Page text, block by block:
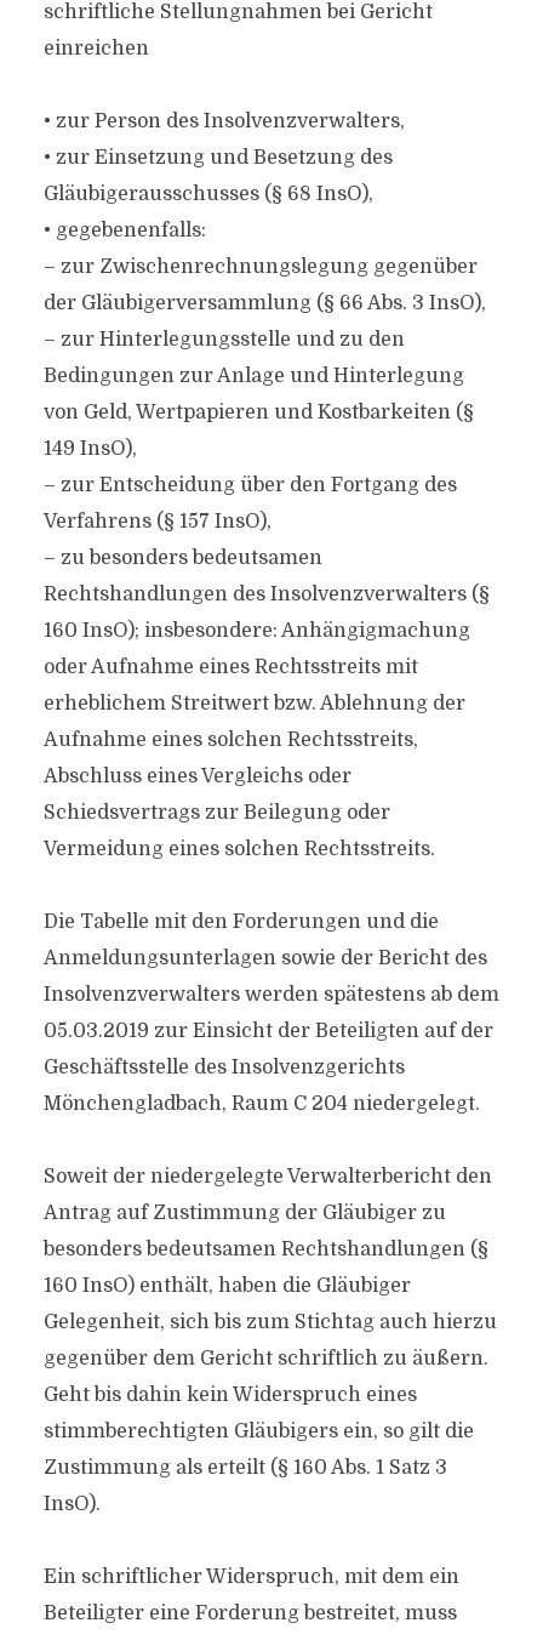
schriftliche Stellungnahmen bei Gericht
einreichen
• zur Person des Insolvenzverwalters,
• zur Einsetzung und Besetzung des
Gläubigerausschusses (§ 68 InsO),
• gegebenenfalls:
– zur Zwischenrechnungslegung gegenüber
der Gläubigerversammlung (§ 66 Abs. 3 InsO),
– zur Hinterlegungsstelle und zu den
Bedingungen zur Anlage und Hinterlegung
von Geld, Wertpapieren und Kostbarkeiten (§
149 InsO),
– zur Entscheidung über den Fortgang des
Verfahrens (§ 157 InsO),
– zu besonders bedeutsamen
Rechtshandlungen des Insolvenzverwalters (§
160 InsO); insbesondere: Anhängigmachung
oder Aufnahme eines Rechtsstreits mit
erheblichem Streitwert bzw. Ablehnung der
Aufnahme eines solchen Rechtsstreits,
Abschluss eines Vergleichs oder
Schiedsvertrags zur Beilegung oder
Vermeidung eines solchen Rechtsstreits.
Die Tabelle mit den Forderungen und die
Anmeldungsunterlagen sowie der Bericht des
Insolvenzverwalters werden spätestens ab dem
05.03.2019 zur Einsicht der Beteiligten auf der
Geschäftsstelle des Insolvenzgerichts
Mönchengladbach, Raum C 204 niedergelegt.
Soweit der niedergelegte Verwalterbericht den
Antrag auf Zustimmung der Gläubiger zu
besonders bedeutsamen Rechtshandlungen (§
160 InsO) enthält, haben die Gläubiger
Gelegenheit, sich bis zum Stichtag auch hierzu
gegenüber dem Gericht schriftlich zu äußern.
Geht bis dahin kein Widerspruch eines
stimmberechtigten Gläubigers ein, so gilt die
Zustimmung als erteilt (§ 160 Abs. 1 Satz 3
InsO).
Ein schriftlicher Widerspruch, mit dem ein
Beteiligter eine Forderung bestreitet, muss